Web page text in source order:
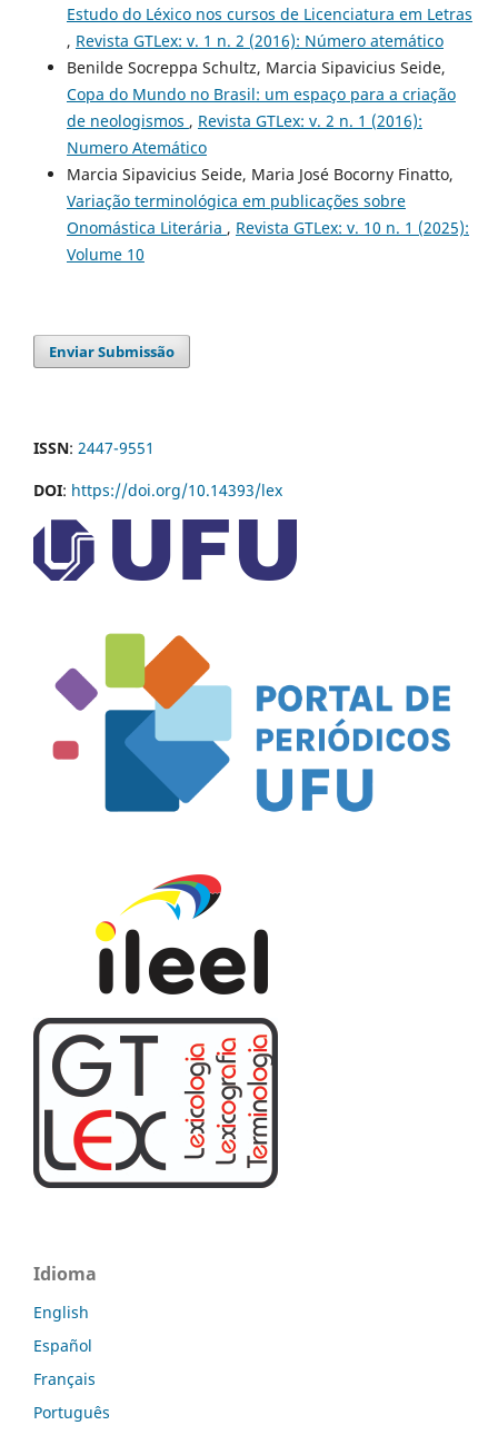
Estudo do Léxico nos cursos de Licenciatura em Letras
, Revista GTLex: v. 1 n. 2 (2016): Número atemático
Benilde Socreppa Schultz, Marcia Sipavicius Seide,
Copa do Mundo no Brasil: um espaço para a criação
de neologismos , Revista GTLex: v. 2 n. 1 (2016):
Numero Atemático
Marcia Sipavicius Seide, Maria José Bocorny Finatto,
Variação terminológica em publicações sobre
Onomástica Literária , Revista GTLex: v. 10 n. 1 (2025):
Volume 10
Enviar Submissão
ISSN: 2447-9551
DOI: https://doi.org/10.14393/lex
Idioma
English
Español
Français
Português